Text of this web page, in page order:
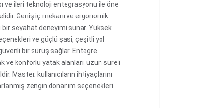
ve ileri teknoloji entegrasyonu ile öne
Geniş iç mekanı ve ergonomik
seyahat deneyimi sunar. Yüksek
ve güçlü şasi, çeşitli yol
bir sürüş sağlar. Entegre
ve konforlu yatak alanları, uzun süreli
Master, kullanıcıların ihtiyaçlarını
zengin donanım seçenekleri